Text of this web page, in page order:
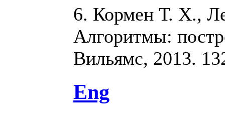
6. Кормен Т. Х.,
Алгоритмы:
Вильямс, 2013.
Eng